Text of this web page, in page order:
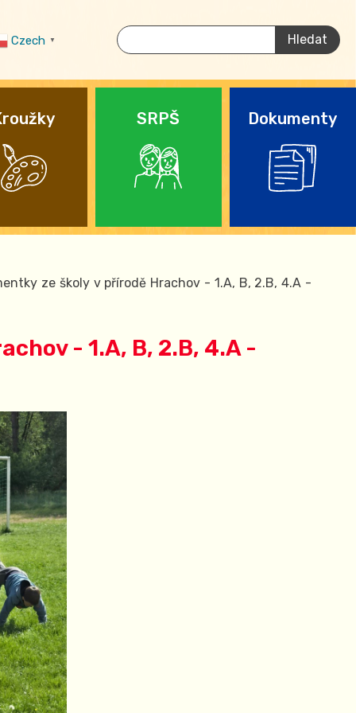
Czech ▼
SRPŠ Dokumenty
ze školy v přírodě Hrachov - 1.A, B, 2.B, 4.A -
- 1.A, B, 2.B, 4.A -